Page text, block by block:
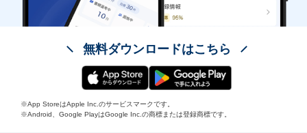
無料ダウンロードはこちら
※App StoreはApple Inc.のサービスマークです。
※Android、Google PlayはGoogle Inc.の商標または登録商標です。